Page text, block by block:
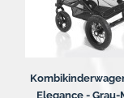
Elegance -